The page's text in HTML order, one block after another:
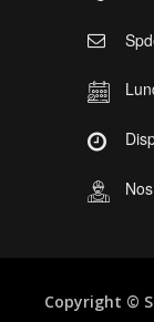
Copyright ©